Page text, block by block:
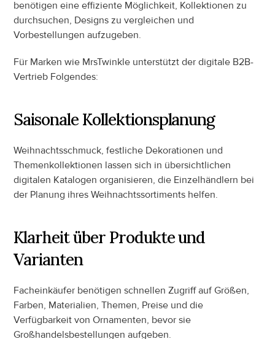
benötigen eine effiziente Möglichkeit, Kollektionen zu
durchsuchen, Designs zu vergleichen und
Vorbestellungen aufzugeben.
Für Marken wie MrsTwinkle unterstützt der digitale B2B-
Vertrieb Folgendes:
Saisonale Kollektionsplanung
Weihnachtsschmuck, festliche Dekorationen und
Themenkollektionen lassen sich in übersichtlichen
digitalen Katalogen organisieren, die Einzelhändlern bei
der Planung ihres Weihnachtssortiments helfen.
Klarheit über Produkte und
Varianten
Facheinkäufer benötigen schnellen Zugriff auf Größen,
Farben, Materialien, Themen, Preise und die
Verfügbarkeit von Ornamenten, bevor sie
Großhandelsbestellungen aufgeben.